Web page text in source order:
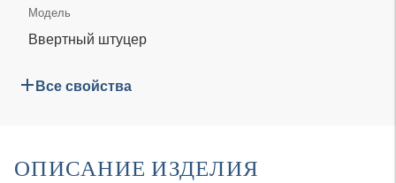
Модель
Ввертный штуцер
Все свойства
ОПИСАНИЕ ИЗДЕЛИЯ